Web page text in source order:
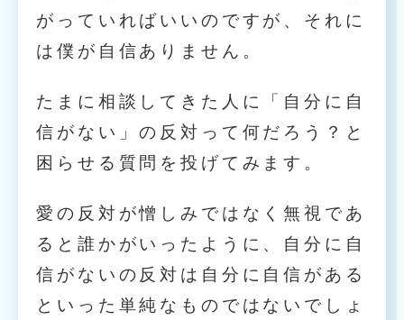
がっていればいいのですが、それに
は僕が自信ありません。
たまに相談してきた人に「自分に自
信がない」の反対って何だろう？と
困らせる質問を投げてみます。
愛の反対が憎しみではなく無視であ
ると誰かがいったように、自分に自
信がないの反対は自分に自信がある
といった単純なものではないでしょ